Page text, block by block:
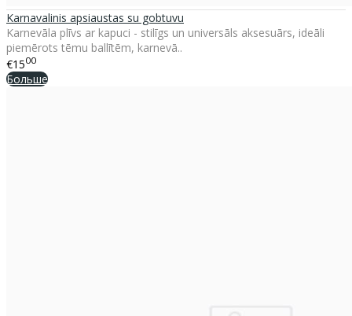
Karnavalinis apsiaustas su gobtuvu
Karnevāla plīvs ar kapuci - stilīgs un universāls aksesuārs, ideāli
piemērots tēmu ballītēm, karnevā..
€1500
Больше